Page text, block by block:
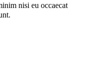
nisi eu occaecat